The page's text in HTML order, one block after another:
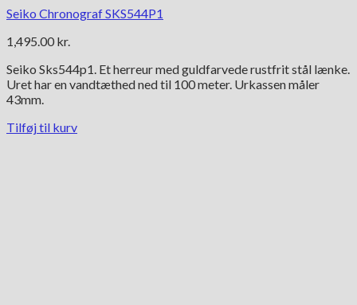
Seiko Chronograf SKS544P1
1,495.00 kr.
Seiko Sks544p1. Et herreur med guldfarvede rustfrit stål lænke.
Uret har en vandtæthed ned til 100 meter. Urkassen måler
43mm.
Tilføj til kurv